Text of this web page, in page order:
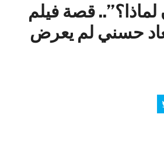
لماذا؟”.. قصة فيلم
حسني لم يعرض